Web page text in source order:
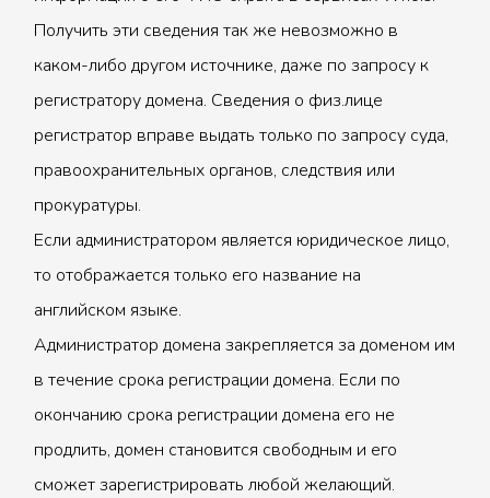
Получить эти сведения так же невозможно в
каком-либо другом источнике, даже по запросу к
регистратору домена. Сведения о физ.лице
регистратор вправе выдать только по запросу суда,
правоохранительных органов, следствия или
прокуратуры.
Если администратором является юридическое лицо,
то отображается только его название на
английском языке.
Администратор домена закрепляется за доменом им
в течение срока регистрации домена. Если по
окончанию срока регистрации домена его не
продлить, домен становится свободным и его
сможет зарегистрировать любой желающий.